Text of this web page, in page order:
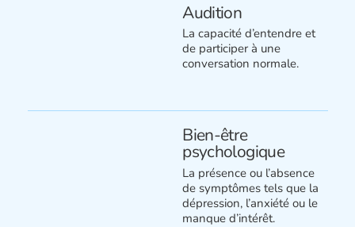
Audition
La capacité d’entendre et
de participer à une
conversation normale.
Bien-être
psychologique
La présence ou l’absence
de symptômes tels que la
dépression, l’anxiété ou le
manque d’intérêt.